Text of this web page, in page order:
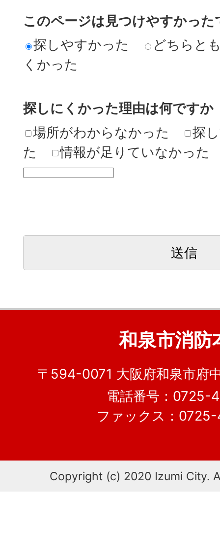
このページは見つけやすかった
探しやすかった
どちらと
くかった
探しにくかった理由は何ですか
場所がわからなかった
探
た
情報が足りていなかった
和泉市消防
〒594-0071 大阪府和泉市府
電話番号：0725-
ファックス：
Copyright (c) 2020 Izumi City.